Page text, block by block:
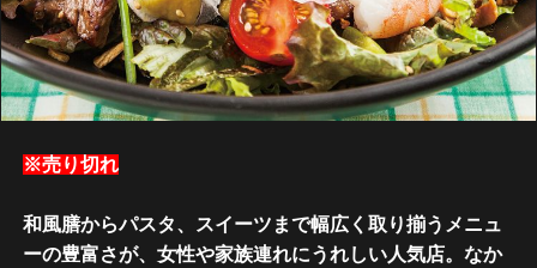
※売り切れ
和風膳からパスタ、スイーツまで幅広く取り揃うメニュ
ーの豊富さが、女性や家族連れにうれしい人気店。なか